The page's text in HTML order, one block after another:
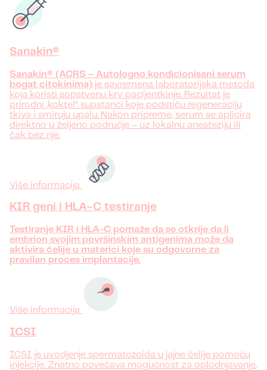
Sanakin®
Sanakin® (ACRS – Autologno kondicionisani serum
bogat citokinima) je savremena laboratorijska metoda
koja koristi sopstvenu krv pacijentkinje. Rezultat je
prirodni „koktel“ supstanci koje podstiču regeneraciju
tkiva i smiruju upalu. Nakon pripreme, serum se aplicira
direktno u željeno područje – uz lokalnu anesteziju ili
čak bez nje.
Više informacija
KIR geni i HLA-C testiranje
Testiranje KIR i HLA-C pomaže da se otkrije da li
embrion svojim površinskim antigenima može da
aktivira ćelije u materici koje su odgovorne za
pravilan proces implantacije.
Više informacija
ICSI
ICSI je uvodjenje spermatozoida u jajne ćelije pomoću
injekcije. Znatno povećava mogućnost za oplodnjavanje.